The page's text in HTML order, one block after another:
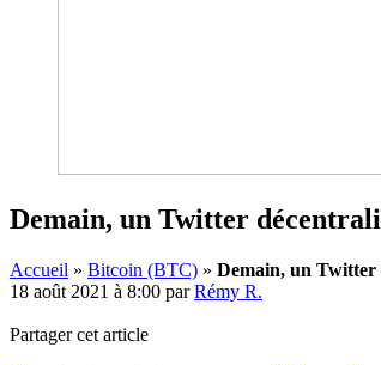
Demain, un Twitter
Accueil » Bitcoin (BTC) » Demain, un Twitter
18 août 2021 à 8:00 parRémy R.
Partager cet article